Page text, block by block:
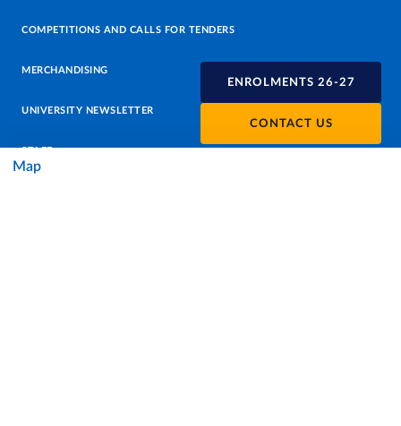
ENROLMENTS 26-27
CONTACT US
Map
COMPETITIONS AND CALLS FOR TENDERS
MERCHANDISING
UNIVERSITY NEWSLETTER
STAFF